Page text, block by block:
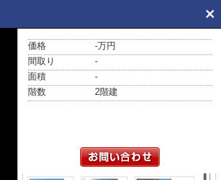
価格
-万円
間取り
-
面積
-
階数
2階建